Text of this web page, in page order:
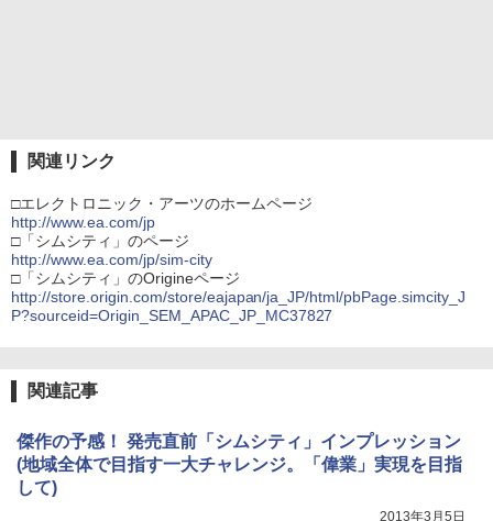
関連リンク
□エレクトロニック・アーツのホームページ
http://www.ea.com/jp
□「シムシティ」のページ
http://www.ea.com/jp/sim-city
□「シムシティ」のOrigineページ
http://store.origin.com/store/eajapan/ja_JP/html/pbPage.simcity_J
P?sourceid=Origin_SEM_APAC_JP_MC37827
関連記事
傑作の予感！ 発売直前「シムシティ」インプレッション
(地域全体で目指す一大チャレンジ。「偉業」実現を目指
して)
2013年3月5日